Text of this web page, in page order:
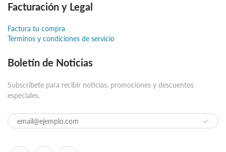
Facturación y Legal
Factura tu compra
Terminos y condiciones de servicio
Boletín de Noticias
Subscribete para recibir noticias, promociones y descuentos
especiales.